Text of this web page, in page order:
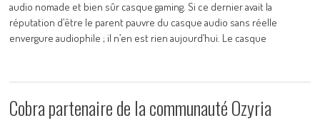
audio nomade et bien sûr casque gaming. Si ce dernier avait la
réputation d’être le parent pauvre du casque audio sans réelle
envergure audiophile ; il n’en est rien aujourd’hui. Le casque
Cobra partenaire de la communauté Ozyria